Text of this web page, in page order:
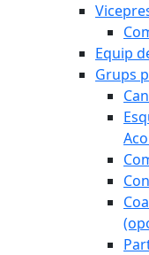
Equip
Grups